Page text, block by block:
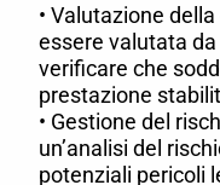
• Valutazione
essere valutata
verificare che
prestazione
• Gestione del
un’analisi del
potenziali pericoli